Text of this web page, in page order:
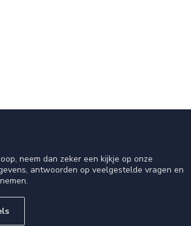
neem dan zeker een kijkje op onze
antwoorden op veelgestelde vragen en